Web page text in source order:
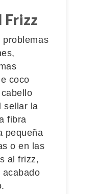
Frizz
problemas
coco
sellar la
fibra
pequeña
o en las
al frizz,
acabado